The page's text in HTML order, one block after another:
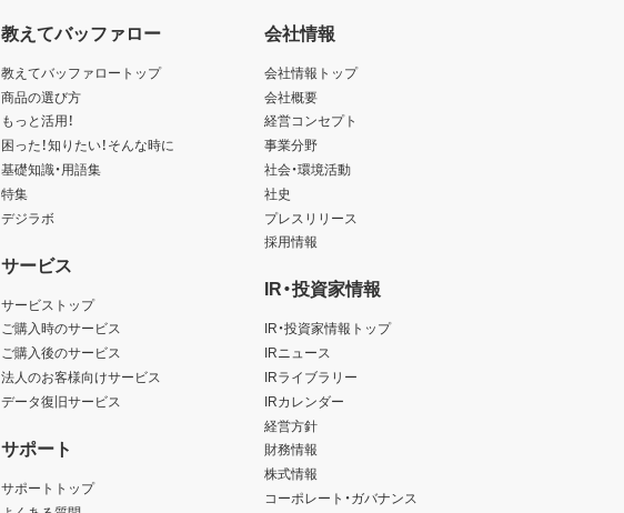
教えてバッファロー
教えてバッファロートップ
商品の選び方
もっと活用！
困った！知りたい！そんな時に
基礎知識・用語集
特集
デジラボ
サービス
サービストップ
ご購入時のサービス
ご購入後のサービス
法人のお客様向けサービス
データ復旧サービス
サポート
サポートトップ
会社情報
会社情報トップ
会社概要
経営コンセプト
事業分野
社会・環境活動
社史
プレスリリース
採用情報
IR・投資家情報
IR・投資家情報トップ
IRニュース
IRライブラリー
IRカレンダー
経営方針
財務情報
株式情報
コーポレート・ガバナンス